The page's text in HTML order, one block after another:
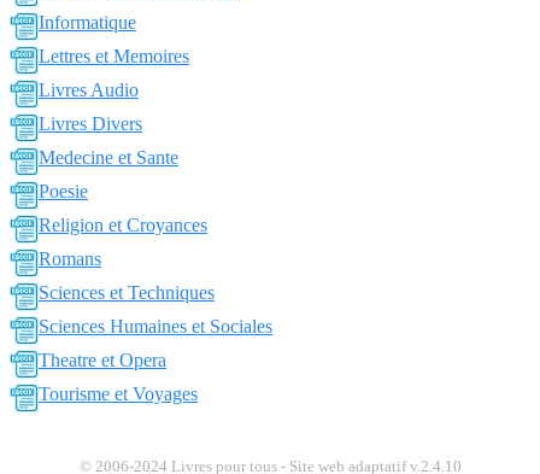
Informatique
Lettres et Memoires
Livres Audio
Livres Divers
Medecine et Sante
Poesie
Religion et Croyances
Romans
Sciences et Techniques
Sciences Humaines et Sociales
Theatre et Opera
Tourisme et Voyages
© 2006-2024 Livres pour tous - Site web adaptatif v.2.4.10